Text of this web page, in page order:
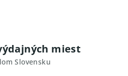
miest
Slovensku